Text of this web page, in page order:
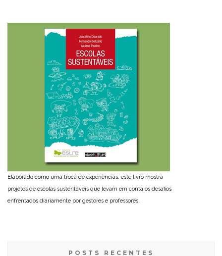
Elaborado como uma troca de experiências, este livro mostra
projetos de escolas sustentáveis que levam em conta os desafios
enfrentados diariamente por gestores e professores.
POSTS RECENTES